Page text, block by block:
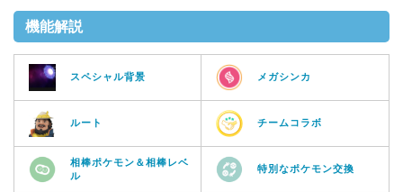
機能解説
スペシャル背景 メガシンカ
ルート チームコラボ
相棒ポケモン＆相棒レベ
ル
特別なポケモン交換